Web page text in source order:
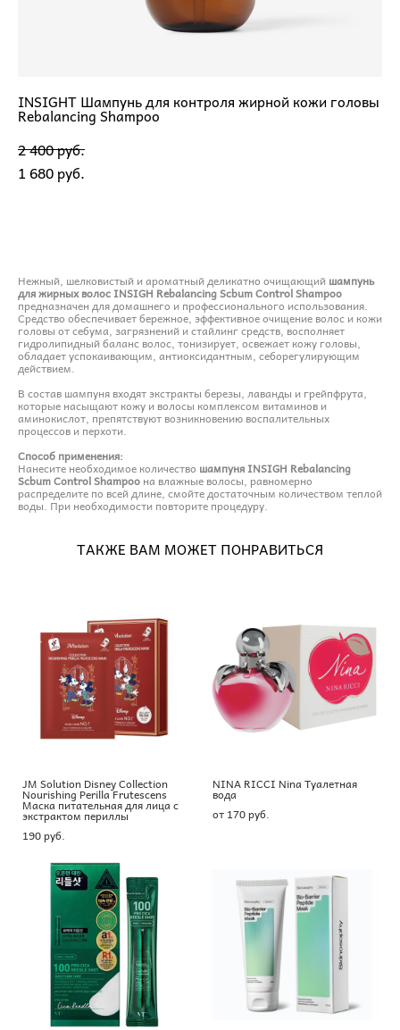
INSIGHT Шампунь для контроля жирной кожи головы
Rebalancing Shampoo
2 400 pуб.
1 680 pуб.
Нежный, шелковистый и ароматный деликатно очищающий шампунь
для жирных волос INSIGH Rebalancing Scbum Control Shampoo
предназначен для домашнего и профессионального использования.
Средство обеспечивает бережное, эффективное очищение волос и кожи
головы от себума, загрязнений и стайлинг средств, восполняет
гидролипидный баланс волос, тонизирует, освежает кожу головы,
обладает успокаивающим, антиоксидантным, себорегулирующим
действием.
В состав шампуня входят экстракты березы, лаванды и грейпфрута,
которые насыщают кожу и волосы комплексом витаминов и
аминокислот, препятствуют возникновению воспалительных
процессов и перхоти.
Способ применения:
Нанесите необходимое количество шампуня INSIGH Rebalancing
Scbum Control Shampoo на влажные волосы, равномерно
распределите по всей длине, смойте достаточным количеством теплой
воды. При необходимости повторите процедуру.
ТАКЖЕ ВАМ МОЖЕТ ПОНРАВИТЬСЯ
JM Solution Disney Collection
Nourishing Perilla Frutescens
Маска питательная для лица с
экстрактом периллы
190 pуб.
NINA RICCI Nina Туалетная
вода
от 170 pуб.